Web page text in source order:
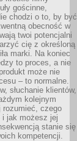
gościnne,
chodzi o to, by być
obecność w
twoi potencjalni
cię z określoną
marki. Na koniec
to proces, a nie
może nie
– to normalne.
słuchanie klientów,
kolejnym
rozumieć, czego
i jak możesz jej
stanie się
kompetencji.